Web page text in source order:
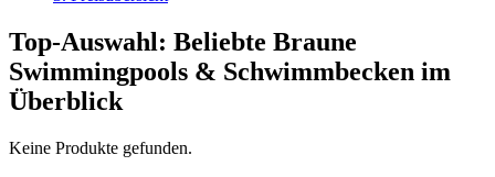
Top-Auswahl: Beliebte Braune
Swimmingpools & Schwimmbecken im
Überblick
Keine Produkte gefunden.